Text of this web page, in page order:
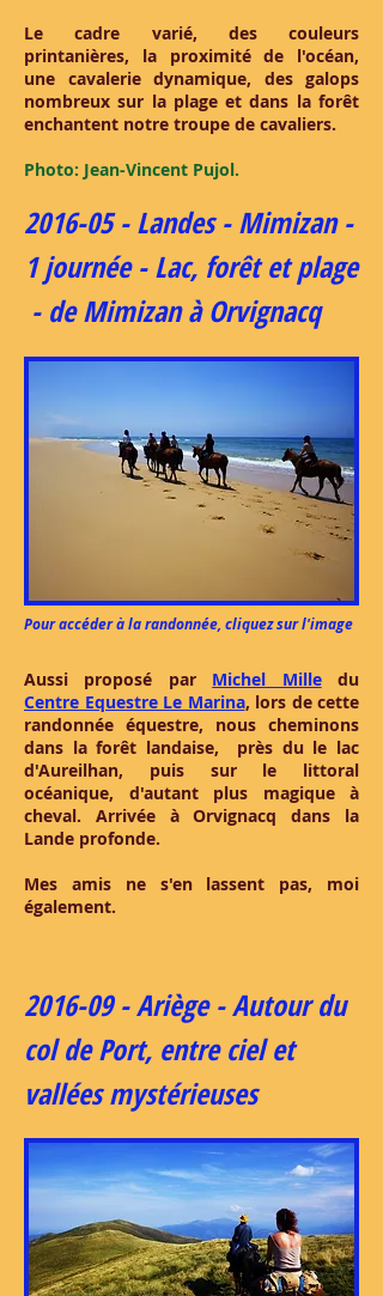
Le cadre varié, des couleurs
printanières, la proximité de l'océan,
une cavalerie dynamique, des galops
nombreux sur la plage et dans la forêt
enchantent notre troupe de cavaliers.
Photo: Jean-Vincent Pujol.
Aussi proposé par Michel Milledu
Centre Equestre Le Marina, lors de cette
randonnée équestre, nous cheminons
dans la forêt landaise, près du le lac
d'Aureilhan, puis sur le littoral
océanique, d'autant plus magique à
cheval. Arrivée à Orvignacq dans la
Lande profonde.
Mes amis ne s'en lassent pas, moi
également.
2016-05 - Landes - Mimizan -
1 journée - Lac, forêt et plage
- de Mimizan à Orvignacq
Pour accéder à la randonnée, cliquez sur l'image
2016-09 - Ariège - Autour du
col de Port, entre ciel et
vallées mystérieuses